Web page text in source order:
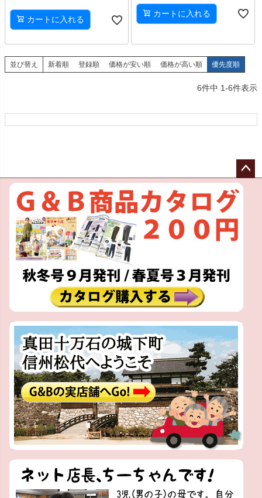
カートに入れる
カートに入れる
並び替え 新着順 登録順 価格が安い順 価格が高い順 優先度順
6件中 1-6件表示
ペー
へ